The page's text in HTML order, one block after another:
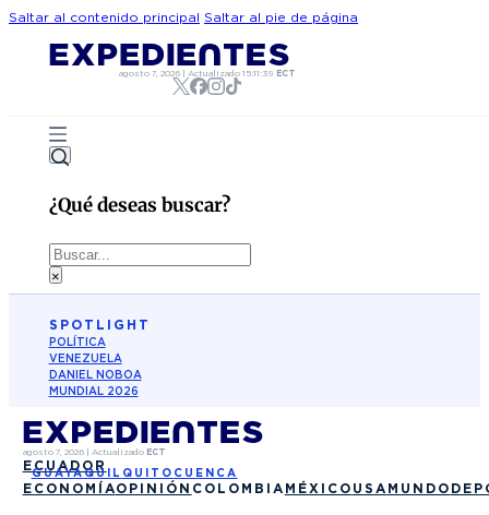
Saltar al contenido principal Saltar al pie de página
agosto 7, 2026 |Actualizado15:11:39 ECT
¿Qué deseas buscar?
Buscar
×
SPOTLIGHT
POLÍTICA
VENEZUELA
DANIEL NOBOA
MUNDIAL 2026
agosto 7, 2026| Actualizado ECT
ECUADOR
GUAYAQUIL QUITO CUENCA
ECONOMÍAOPINIÓN COLOMBIA MÉXICO USA MUNDO